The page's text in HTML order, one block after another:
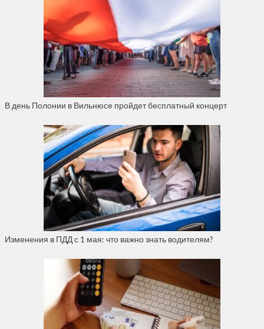
В день Полонии в Вильнюсе пройдет бесплатный концерт
Изменения в ПДД с 1 мая: что важно знать водителям?